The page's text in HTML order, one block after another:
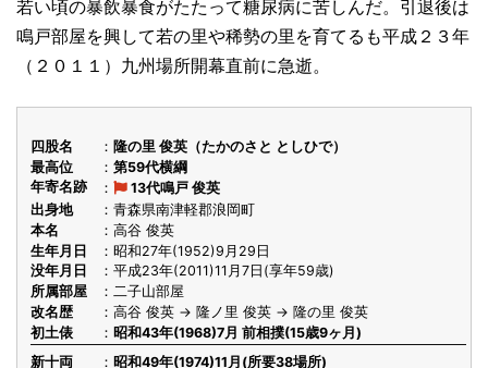
若い頃の暴飲暴食がたたって糖尿病に苦しんだ。引退後は
鳴戸部屋を興して若の里や稀勢の里を育てるも平成２３年
（２０１１）九州場所開幕直前に急逝。
四股名
隆の里 俊英（たかのさと としひで）
最高位
第59代横綱
年寄名跡
13代鳴戸 俊英
出身地
青森県南津軽郡浪岡町
本名
高谷 俊英
生年月日
昭和27年(1952)9月29日
没年月日
平成23年(2011)11月7日(享年59歳)
所属部屋
二子山部屋
改名歴
高谷 俊英 → 隆ノ里 俊英 → 隆の里 俊英
初土俵
昭和43年(1968)7月 前相撲(15歳9ヶ月)
新十両
昭和49年(1974)11月(所要38場所)